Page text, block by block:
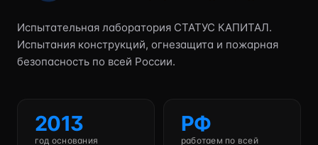
Испытательная лаборатория СТАТУС КАПИТАЛ.
Испытания конструкций, огнезащита и пожарная
безопасность по всей России.
2013
год основания
РФ
работаем по всей